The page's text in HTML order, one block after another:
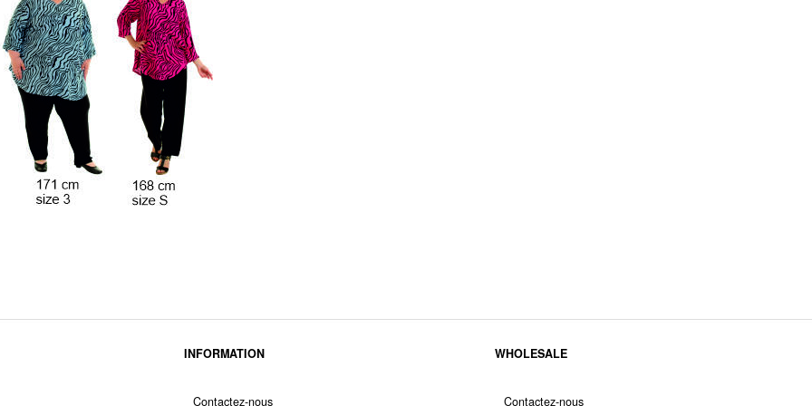
INFORMATION
Contactez-nous
WHOLESALE
Contactez-nous